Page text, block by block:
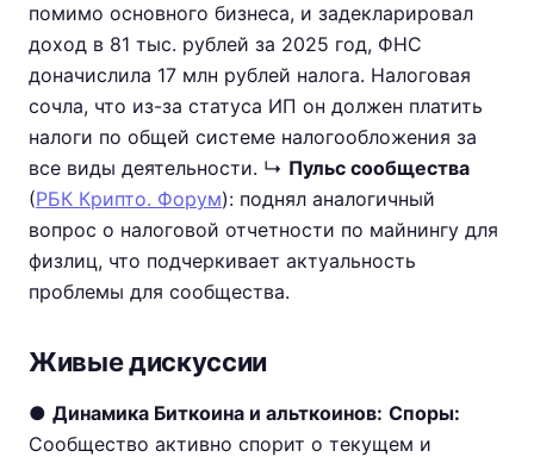
помимо основного бизнеса, и задекларировал
доход в 81 тыс. рублей за 2025 год, ФНС
доначислила 17 млн рублей налога. Налоговая
сочла, что из-за статуса ИП он должен платить
налоги по общей системе налогообложения за
все виды деятельности. ↳ Пульс сообщества
(РБК Крипто. Форум): поднял аналогичный
вопрос о налоговой отчетности по майнингу для
физлиц, что подчеркивает актуальность
проблемы для сообщества.
Живые дискуссии
● Динамика Биткоина и альткоинов: Споры:
Сообщество активно спорит о текущем и